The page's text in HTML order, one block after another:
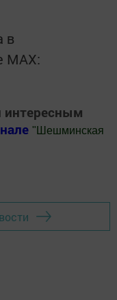
в
MАХ:
" Шешминская